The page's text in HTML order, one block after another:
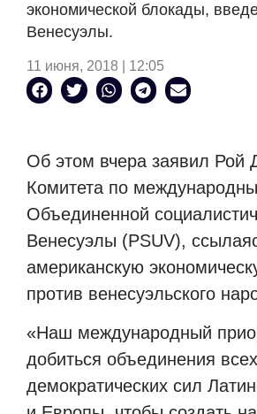
экономической блокады,
Венесуэлы.
11 июня, 2018 | 12:05
Об этом вчера заявил Рой
Комитета по
Объединенной
Венесуэлы (PSUV),
американскую
против венесуэльского
«Наш международный
добиться объединения всех
демократических сил